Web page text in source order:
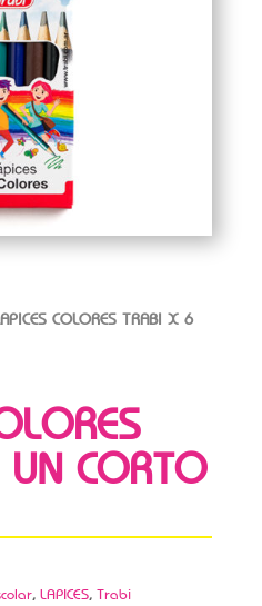
COLORES TRABI X 6
CORTO
, LAPICES, Trabi